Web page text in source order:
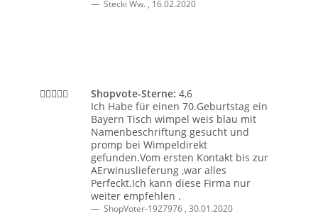
Stecki Ww. , 16.02.2020
Shopvote-Sterne: 4,6
Ich Habe für einen 70.Geburtstag ein
Bayern Tisch wimpel weis blau mit
Namenbeschriftung gesucht und
promp bei Wimpeldirekt
gefunden.Vom ersten Kontakt bis zur
AErwinuslieferung ,war alles
Perfeckt.Ich kann diese Firma nur
weiter empfehlen .
ShopVoter-1927976 , 30.01.2020